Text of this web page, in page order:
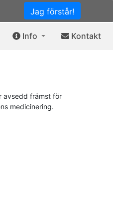
Jag förstår!
Info Kontakt
avsedd främst för
medicinering.